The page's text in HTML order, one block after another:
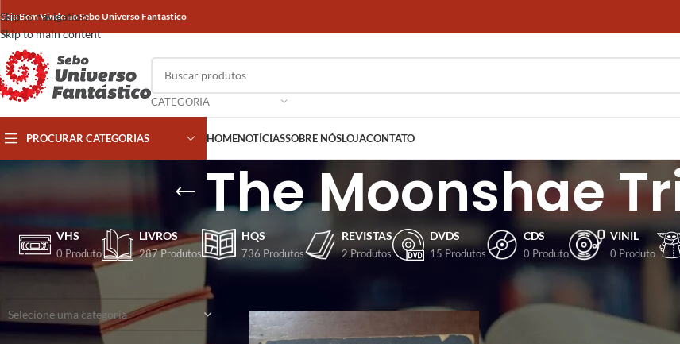
Skip to navigation
Skip to main content
Seja Bem Vindo ao Sebo Universo Fantástico
CATEGORIA
PROCURAR CATEGORIAS HOMENOTÍCIASSOBRE NÓSLOJACONTATO
The Moonshae
VHS
0 Produto
LIVROS
287 Produtos
HQS
736 Produtos
REVISTAS
2 Produtos
DVDS
15 Produtos
CDS
0 Produto
VINIL
0 Produto
CATEGORIAS
Selecione uma categoria
Início/Produtos marcados com a tag “The Moonshae Trilogy”